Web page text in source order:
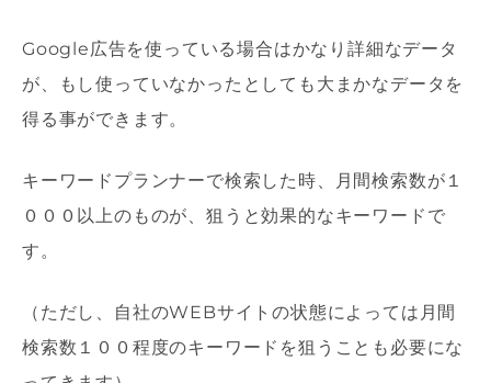
Google広告を使っている場合はかなり詳細なデータ
が、もし使っていなかったとしても大まかなデータを
得る事ができます。
キーワードプランナーで検索した時、月間検索数が１
０００以上のものが、狙うと効果的なキーワードで
す。
（ただし、自社のWEBサイトの状態によっては月間
検索数１００程度のキーワードを狙うことも必要にな